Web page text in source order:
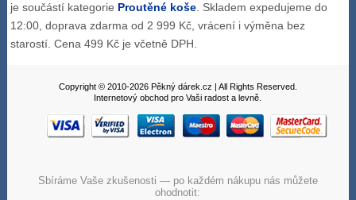
je součástí kategorie Proutěné koše . Skladem expedujeme do
12:00, doprava zdarma od 2 999 Kč, vrácení i výměna bez
starostí. Cena 499 Kč je včetně DPH.
Copyright © 2010-2026 Pěkný dárek.cz | All Rights Reserved.
Internetový obchod pro Vaši radost a levně.
Sbíráme Vaše zkušenosti — po každém nákupu nás můžete
ohodnotit: